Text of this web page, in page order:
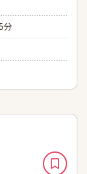
分